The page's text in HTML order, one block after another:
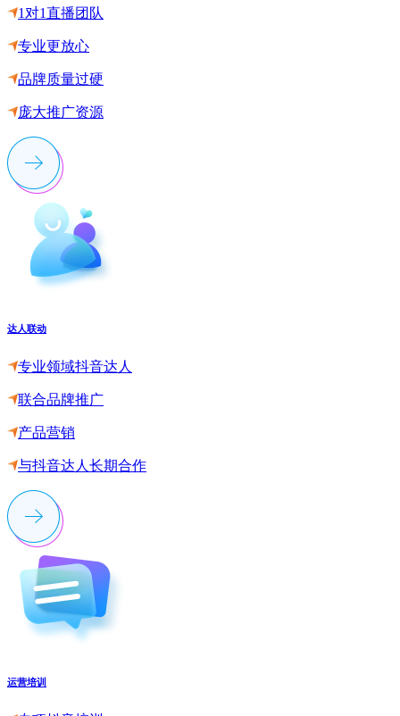
1对1直播团队
专业更放心
品牌质量过硬
庞大推广资源
达人联动
专业领域抖音达人
联合品牌推广
产品营销
与抖音达人长期合作
运营培训